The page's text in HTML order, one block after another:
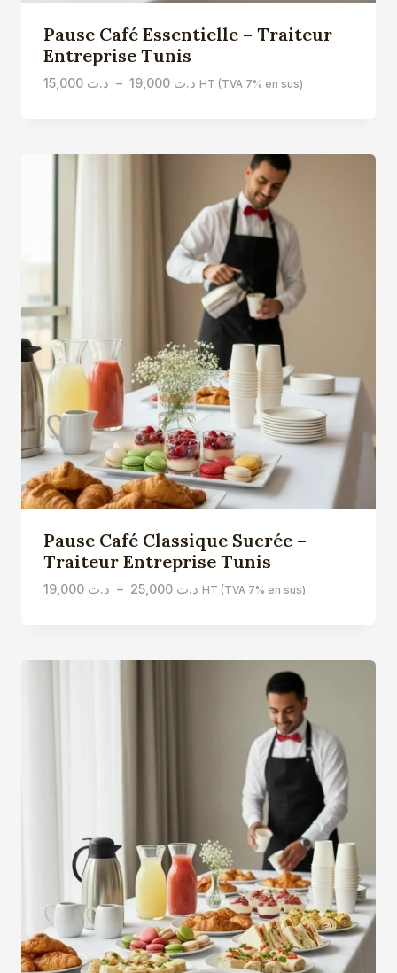
Pause Café Essentielle – Traiteur
Entreprise Tunis
د.ت 15,000 – د.ت 19,000
Plage
د.ت 19,000
HT (TVA 7% en sus)
Pause Café Classique Sucrée –
Traiteur Entreprise Tunis
د.ت 19,000 – د.ت 25,000
Plage
HT (TVA 7% en sus)